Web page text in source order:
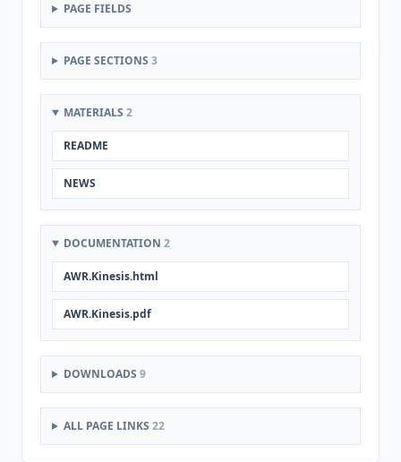
PAGE FIELDS
PAGE SECTIONS 3
MATERIALS 2
README
NEWS
DOCUMENTATION 2
AWR.Kinesis.html
AWR.Kinesis.pdf
DOWNLOADS 9
ALL PAGE LINKS 22